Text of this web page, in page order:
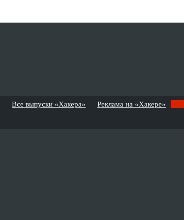
Все выпуски «Хакера» Реклама на «Хакере»